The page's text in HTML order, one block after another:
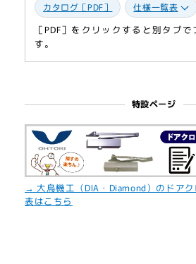
カタログ［PDF］
仕様一覧表
［PDF］をクリックすると別タブ
す。
特設ページ
→ 大鳥機工（DIA・Diamond）のドア
表はこちら